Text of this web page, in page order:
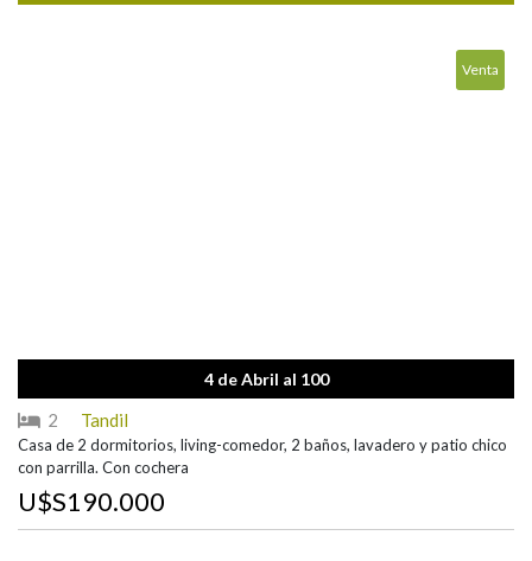
Venta
4 de Abril al 100
2 Tandil
Casa de 2 dormitorios, living-comedor, 2 baños, lavadero y patio chico
con parrilla. Con cochera
U$S190.000